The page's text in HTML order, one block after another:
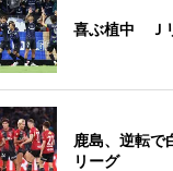
喜ぶ植中 Ｊ
鹿島、逆転
リーグ